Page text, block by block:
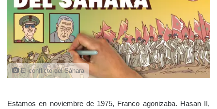
El conflicto del Sáhara
Estamos en noviembre de 1975, Franco agonizaba. Hasan II,